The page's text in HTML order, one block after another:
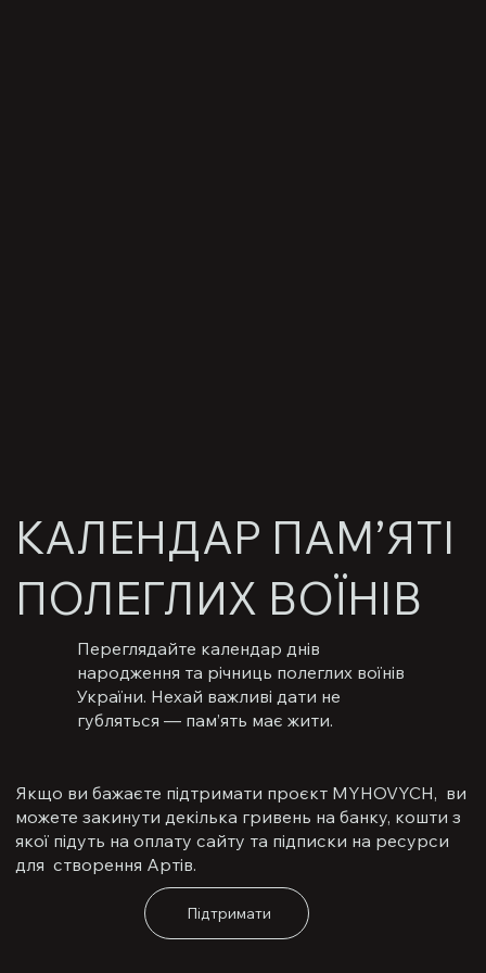
КАЛЕНДАР ПАМ’ЯТІ
ПОЛЕГЛИХ ВОЇНІВ
Переглядайте календар днів
народження та річниць полеглих воїнів
України. Нехай важливі дати не
губляться — пам’ять має жити.
Якщо ви бажаєте підтримати проєкт MYHOVYCH, ви
можете закинути декілька гривень на банку, кошти з
якої підуть на оплату сайту та підписки на ресурси
для створення Артів.
Підтримати